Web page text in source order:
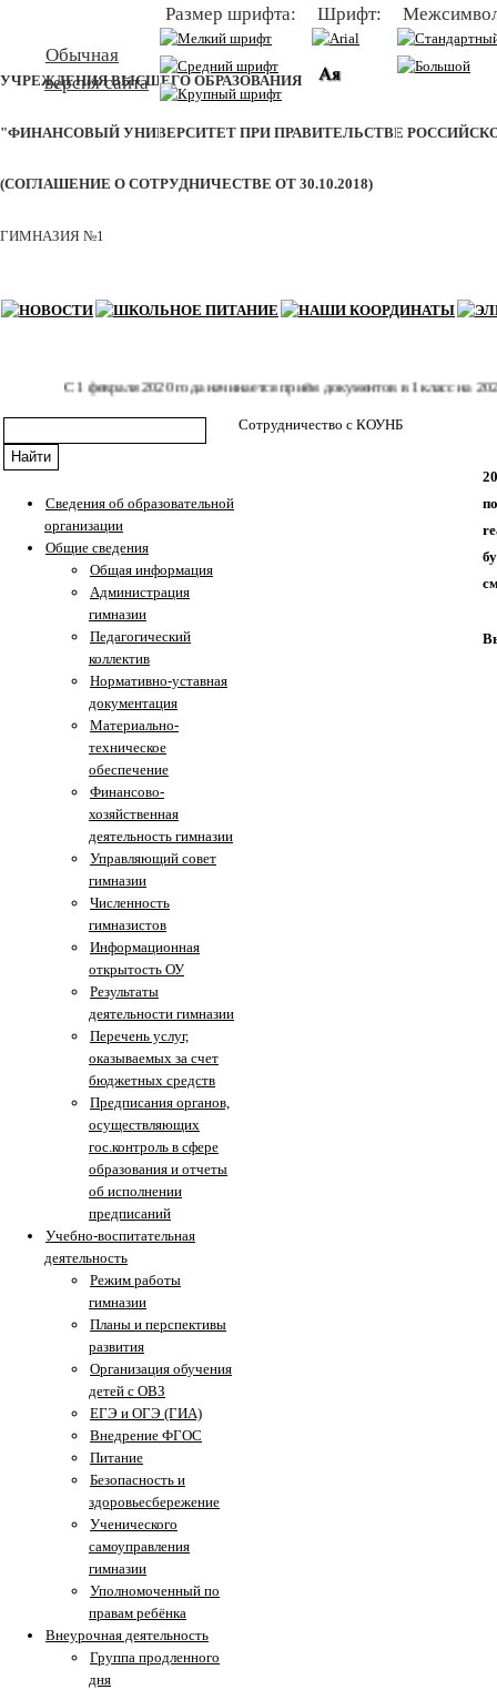
Обычная
версия сайта
Размер шрифта: Шрифт:
БАЗОВАЯ ШКОЛА ФЕДЕРАЛЬНОГО ГОСУДАРСТВЕННОГО
УЧРЕЖДЕНИЯ ВЫСШЕГО ОБРАЗОВАНИЯ
"ФИНАНСОВЫЙ УНИВЕРСИТЕТ ПРИ ПРАВИТЕЛЬСТВЕ
(СОГЛАШЕНИЕ О СОТРУДНИЧЕСТВЕ ОТ 30.10.2018)
ГИМНАЗИЯ №1
С 1 февраля 2020 года начинается приём документов в 1 класс на 2020
Сведения об образовательной
организации
Общие сведения
Общая информация
Администрация
гимназии
Педагогический
коллектив
Нормативно-уставная
документация
Материально-
техническое
обеспечение
Финансово-
хозяйственная
деятельность гимназии
Управляющий совет
гимназии
Численность
гимназистов
Информационная
открытость ОУ
Результаты
деятельности гимназии
Перечень услуг,
оказываемых за счет
бюджетных средств
Предписания органов,
осуществляющих
гос.контроль в сфере
образования и отчеты
об исполнении
предписаний
Учебно-воспитательная
деятельность
Режим работы
гимназии
Планы и перспективы
развития
Организация обучения
детей с ОВЗ
ЕГЭ и ОГЭ (ГИА)
Внедрение ФГОС
Питание
Безопасность и
здоровьесбережение
Ученического
самоуправления
гимназии
Уполномоченный по
правам ребёнка
Внеурочная деятельность
Группа продленного
дня
Сотрудничество с КОУНБ